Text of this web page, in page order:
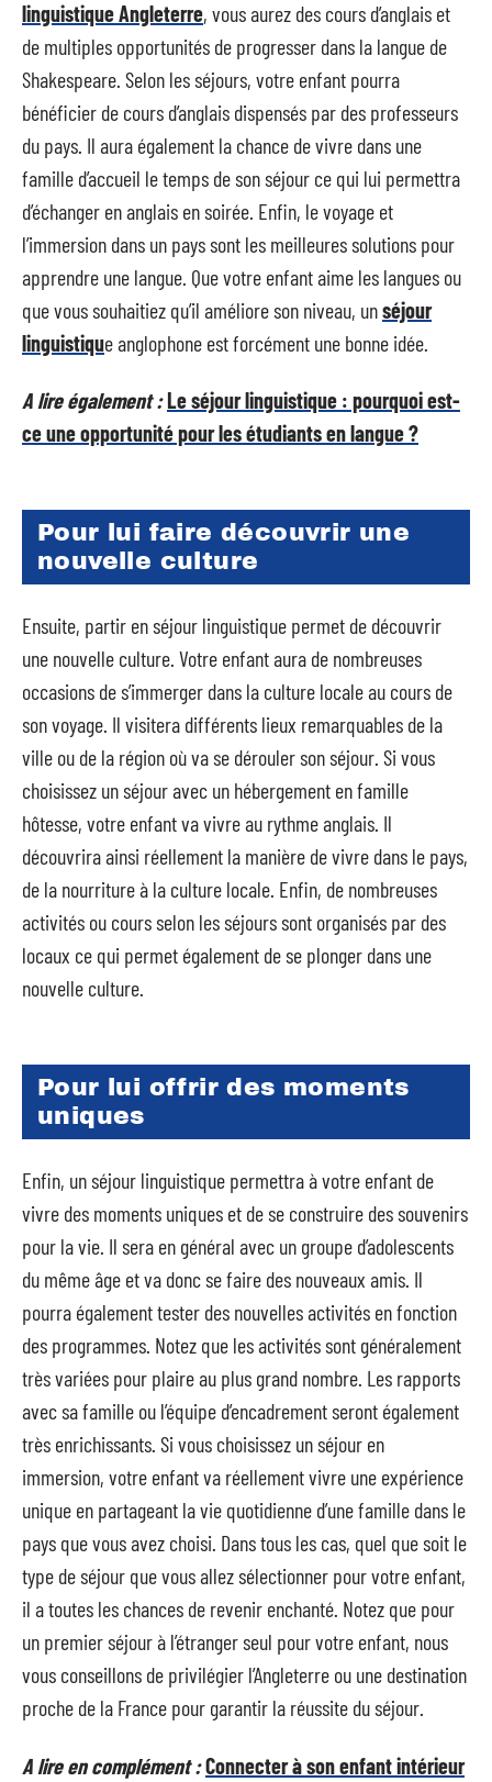
linguistique Angleterre, vous aurez des cours d’anglais et
de multiples opportunités de progresser dans la langue de
Shakespeare. Selon les séjours, votre enfant pourra
bénéficier de cours d’anglais dispensés par des professeurs
du pays. Il aura également la chance de vivre dans une
famille d’accueil le temps de son séjour ce qui lui permettra
d’échanger en anglais en soirée. Enfin, le voyage et
l’immersion dans un pays sont les meilleures solutions pour
apprendre une langue. Que votre enfant aime les langues ou
que vous souhaitiez qu’il améliore son niveau, unséjour
linguistique anglophone est forcément une bonne idée.
A lire également :Le séjour linguistique : pourquoi est-
ce une opportunité pour les étudiants en langue ?
Pour lui faire découvrir une
nouvelle culture
Ensuite, partir en séjour linguistique permet de découvrir
une nouvelle culture. Votre enfant aura de nombreuses
occasions de s’immerger dans la culture locale au cours de
son voyage. Il visitera différents lieux remarquables de la
ville ou de la région où va se dérouler son séjour. Si vous
choisissez un séjour avec un hébergement en famille
hôtesse, votre enfant va vivre au rythme anglais. Il
découvrira ainsi réellement la manière de vivre dans le pays,
de la nourriture à la culture locale. Enfin, de nombreuses
activités ou cours selon les séjours sont organisés par des
locaux ce qui permet également de se plonger dans une
nouvelle culture.
Pour lui offrir des moments
uniques
Enfin, un séjour linguistique permettra à votre enfant de
vivre des moments uniques et de se construire des souvenirs
pour la vie. Il sera en général avec un groupe d’adolescents
du même âge et va donc se faire des nouveaux amis. Il
pourra également tester des nouvelles activités en fonction
des programmes. Notez que les activités sont généralement
très variées pour plaire au plus grand nombre. Les rapports
avec sa famille ou l’équipe d’encadrement seront également
très enrichissants. Si vous choisissez un séjour en
immersion, votre enfant va réellement vivre une expérience
unique en partageant la vie quotidienne d’une famille dans le
pays que vous avez choisi. Dans tous les cas, quel que soit le
type de séjour que vous allez sélectionner pour votre enfant,
il a toutes les chances de revenir enchanté. Notez que pour
un premier séjour à l’étranger seul pour votre enfant, nous
vous conseillons de privilégier l’Angleterre ou une destination
proche de la France pour garantir la réussite du séjour.
A lire en complément :Connecter à son enfant intérieur